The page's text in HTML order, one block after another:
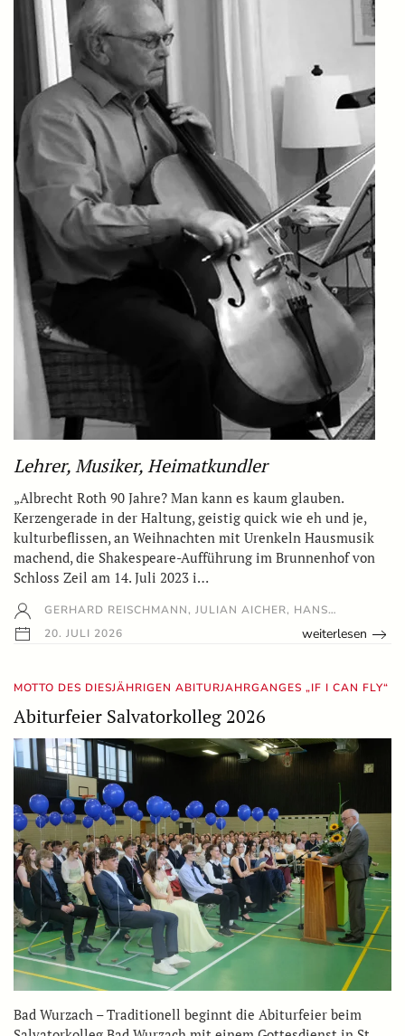
Lehrer, Musiker, Heimatkundler
„Albrecht Roth 90 Jahre? Man kann es kaum glauben.
Kerzengerade in der Haltung, geistig quick wie eh und je,
kulturbeflissen, an Weihnachten mit Urenkeln Hausmusik
machend, die Shakespeare-Aufführung im Brunnenhof von
Schloss Zeil am 14. Juli 2023 i…
GERHARD REISCHMANN, JULIAN AICHER, HANS…
20. JULI 2026
weiterlesen
MOTTO DES DIESJÄHRIGEN ABITURJAHRGANGES „IF I CAN FLY“
Abiturfeier Salvatorkolleg 2026
Bad Wurzach – Traditionell beginnt die Abiturfeier beim